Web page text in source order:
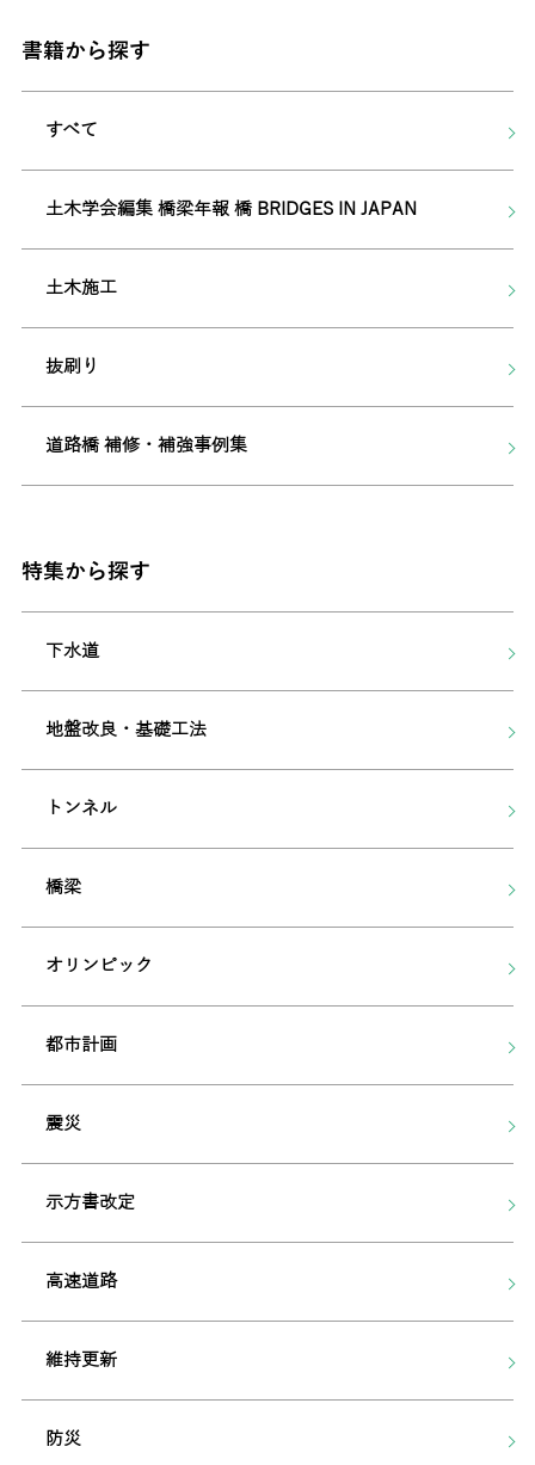
書籍から探す
すべて
土木学会編集 橋梁年報 橋 BRIDGES IN JAPAN
土木施工
抜刷り
道路橋 補修・補強事例集
特集から探す
下水道
地盤改良・基礎工法
トンネル
橋梁
オリンピック
都市計画
震災
示方書改定
高速道路
維持更新
防災